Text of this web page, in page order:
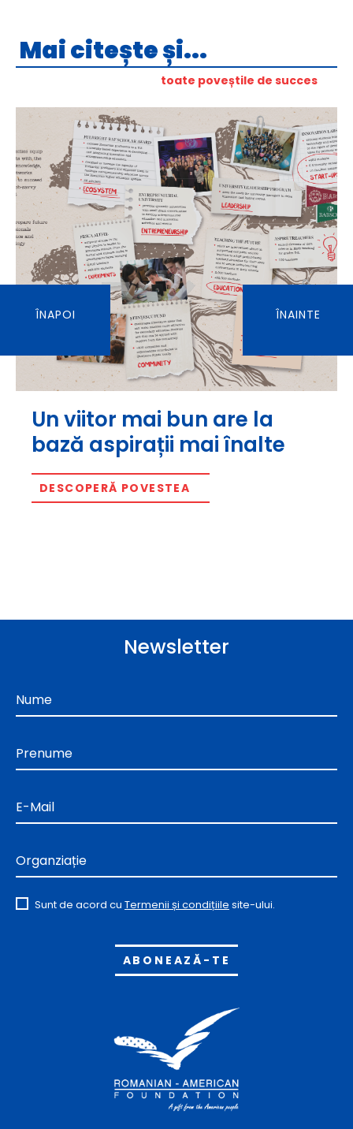
Mai citește și...
toate poveștile de succes
Un viitor mai bun are la
bază aspirații mai înalte
DESCOPERĂ POVESTEA
ÎNAPOI ÎNAINTE
Newsletter
Nume
Prenume
E-Mail
Organziație
Sunt de acord cu Termenii și condițiile site-ului.